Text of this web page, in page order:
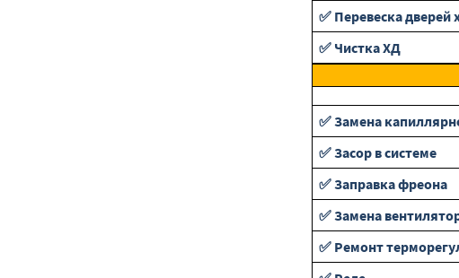
✅ Перевеска
✅ Чистка ХД
✅ Замена
✅ Засор в системе
✅ Заправка фреона
✅ Замена
✅ Ремонт